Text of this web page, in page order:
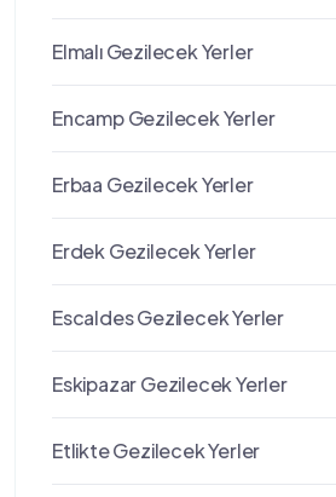
Elmalı Gezilecek Yerler
Encamp Gezilecek Yerler
Erbaa Gezilecek Yerler
Erdek Gezilecek Yerler
Escaldes Gezilecek Yerler
Eskipazar Gezilecek Yerler
Etlikte Gezilecek Yerler